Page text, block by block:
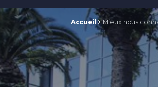
Accueil Mieux nous